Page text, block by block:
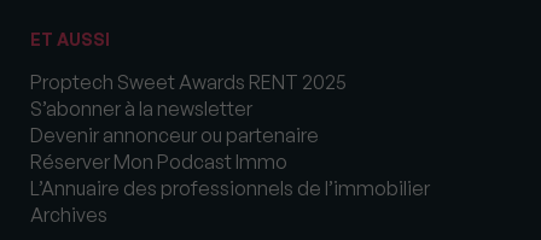
ET AUSSI
Proptech Sweet Awards RENT 2025
S’abonner à la newsletter
Devenir annonceur ou partenaire
Réserver Mon Podcast Immo
L’Annuaire des professionnels de l’immobilier
Archives